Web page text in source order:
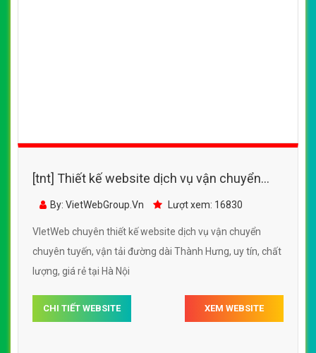
[tnt] Thiết kế website dịch vụ vận chuyển
chuyên tuyến, vận tải đường dài Thành Hưng
By: VietWebGroup.Vn Lượt xem: 16830
VIetWeb chuyên thiết kế website dịch vụ vận chuyển
chuyên tuyến, vận tải đường dài Thành Hưng, uy tín, chất
lượng, giá rẻ tại Hà Nội
CHI TIẾT WEBSITE XEM WEBSITE